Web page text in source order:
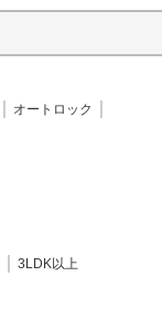
オートロック
3LDK以上